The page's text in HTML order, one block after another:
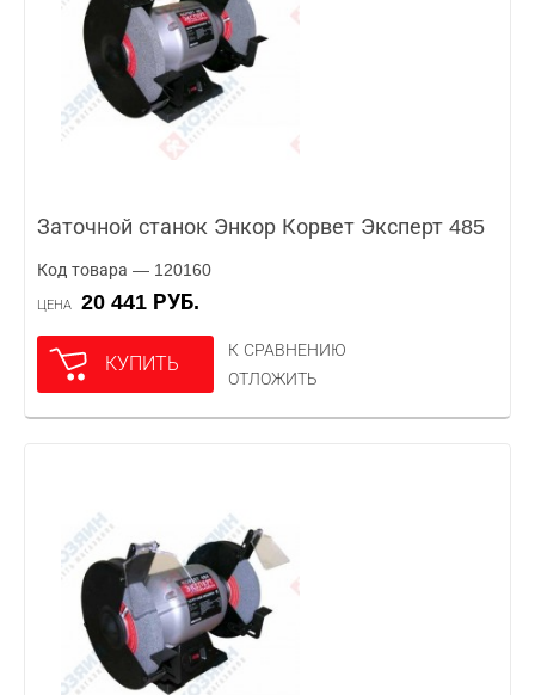
Заточной станок Энкор Корвет Эксперт 485
Код товара — 120160
ЦЕНА 20 441 РУБ.
КУПИТЬ
К СРАВНЕНИЮ
ОТЛОЖИТЬ